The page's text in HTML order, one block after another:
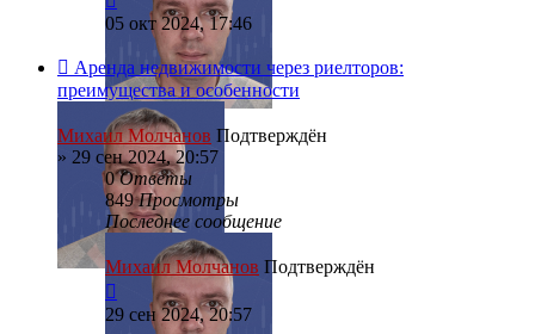
05 окт 2024, 17:46
Аренда недвижимости через риелторов:
преимущества и особенности
Михаил Молчанов Подтверждён
» 29 сен 2024, 20:57
0Ответы
849Просмотры
Последнее сообщение
Михаил Молчанов Подтверждён
29 сен 2024, 20:57